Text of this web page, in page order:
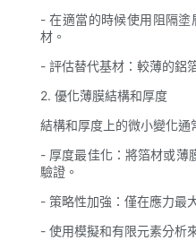
- 在適當的時候使用阻隔
材。
- 評估替代基材：較薄的鋁
2. 優化薄膜結構和厚度
結構和厚度上的微小變化通
- 厚度最佳化：將箔材或薄
驗證。
- 策略性加強：僅在應力最
- 使用模擬和有限元素分析